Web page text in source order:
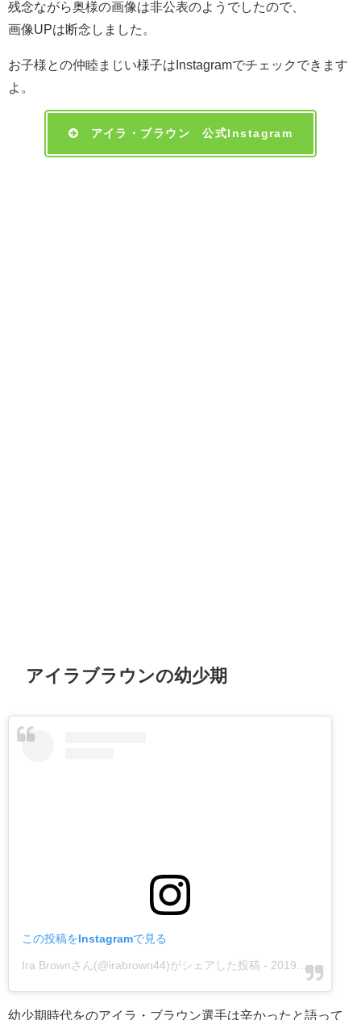
残念ながら奥様の画像は非公表のようでしたので、
画像UPは断念しました。
お子様との仲睦まじい様子はInstagramでチェックできます
よ。
アイラ・ブラウン 公式Instagram
アイラブラウンの幼少期
この投稿をInstagramで見る
Ira Brownさん(@irabrown44)がシェアした投稿 - 2019年 2月月13日午後5時06分PST
幼少期時代をのアイラ・ブラウン選手は辛かったと語って